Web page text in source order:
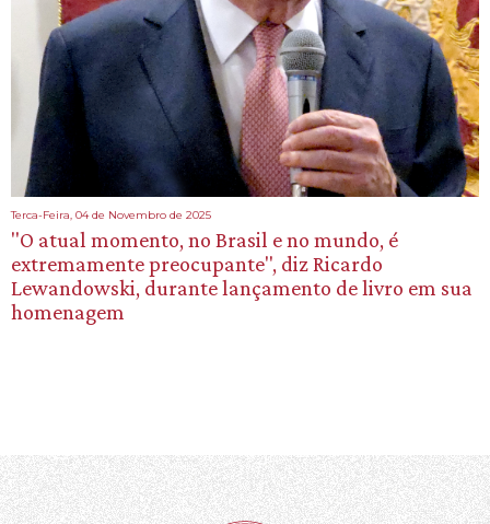
Terca-Feira, 04 de Novembro de 2025
"O atual momento, no Brasil e no mundo, é
extremamente preocupante", diz Ricardo
Lewandowski, durante lançamento de livro em sua
homenagem